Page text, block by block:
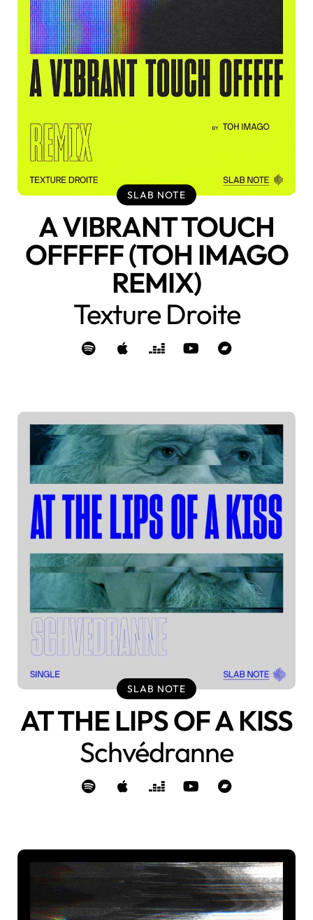
SLAB NOTE
A VIBRANT TOUCH
OFFFFF (TOH IMAGO
REMIX)
Texture Droite
SLAB NOTE
AT THE LIPS OF A KISS
Schvédranne